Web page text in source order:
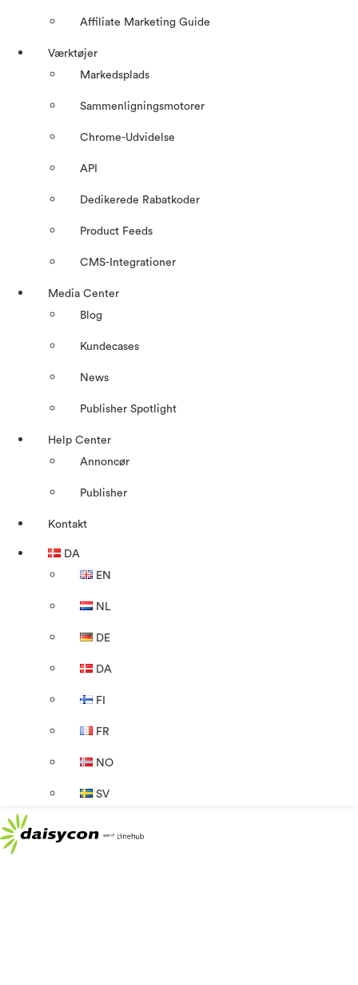
Affiliate Marketing Guide
Værktøjer
Markedsplads
Sammenligningsmotorer
Chrome-Udvidelse
API
Dedikerede Rabatkoder
Product Feeds
CMS-Integrationer
Media Center
Blog
Kundecases
News
Publisher Spotlight
Help Center
Annoncør
Publisher
Kontakt
DA
EN
NL
DE
DA
FI
FR
NO
SV